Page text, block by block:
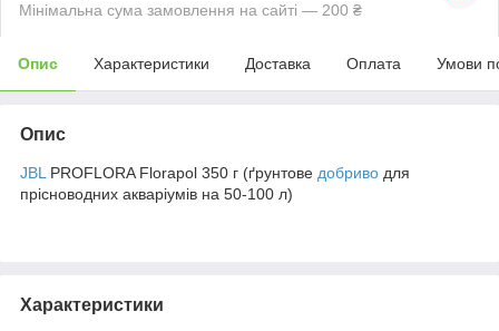
Мінімальна сума замовлення на сайті — 200 ₴
Опис Характеристики Доставка Оплата Умови
Опис
JBL PROFLORA Florapol 350 г (ґрунтове добриво для
прісноводних акваріумів на 50-100 л)
Характеристики